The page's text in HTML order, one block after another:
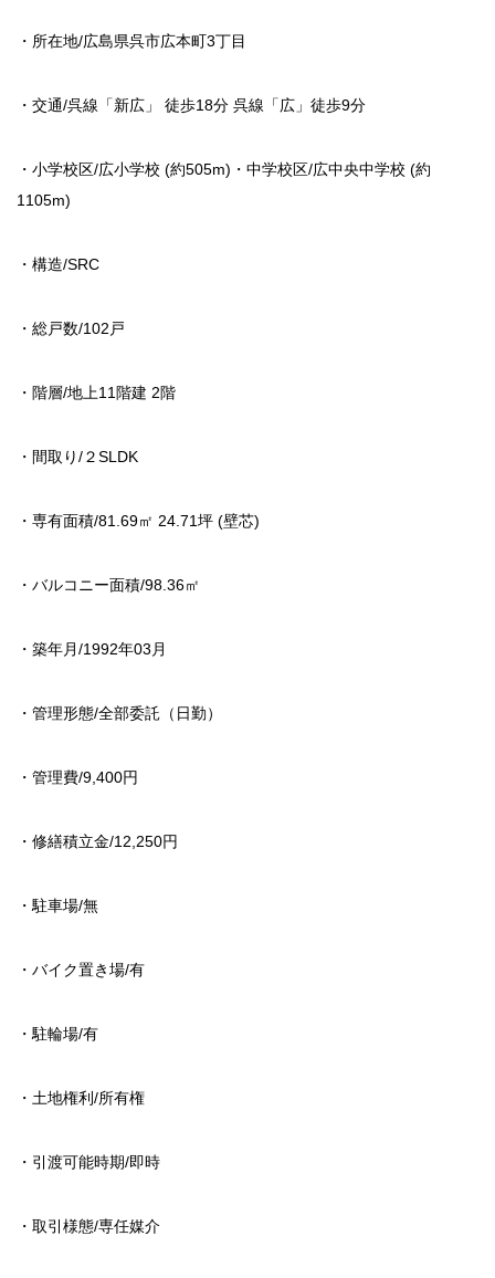
・所在地/広島県呉市広本町3丁目
・交通/呉線「新広」 徒歩18分 呉線「広」徒歩9分
・小学校区/広小学校 (約505m)・中学校区/広中央中学校 (約
1105m)
・構造/SRC
・総戸数/102戸
・階層/地上11階建 2階
・間取り/２SLDK
・専有面積/81.69㎡ 24.71坪 (壁芯)
・バルコニー面積/98.36㎡
・築年月/1992年03月
・管理形態/全部委託（日勤）
・管理費/9,400円
・修繕積立金/12,250円
・駐車場/無
・バイク置き場/有
・駐輪場/有
・土地権利/所有権
・引渡可能時期/即時
・取引様態/専任媒介